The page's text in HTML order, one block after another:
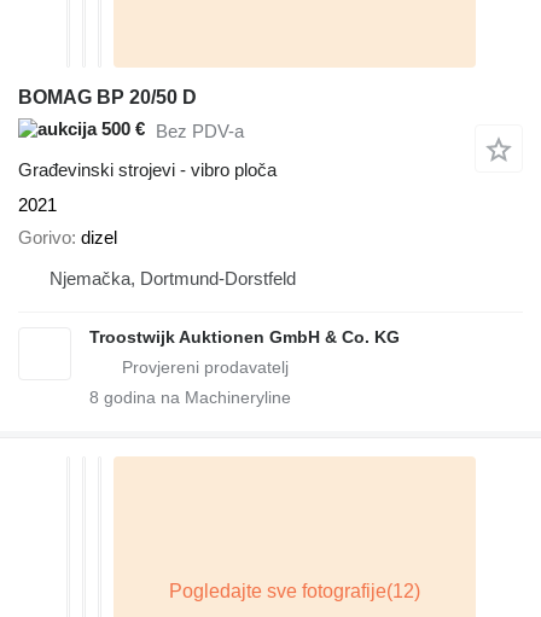
BOMAG BP 20/50 D
500 € Bez PDV-a
Građevinski strojevi - vibro ploča
2021
Gorivo dizel
Njemačka, Dortmund-Dorstfeld
Troostwijk Auktionen GmbH & Co. KG
8 godina na Machineryline